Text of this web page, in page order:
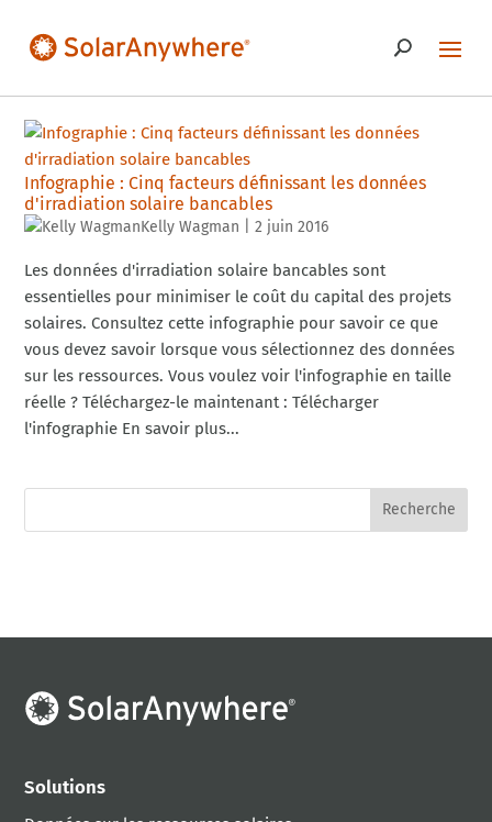
Infographie : Cinq facteurs définissant les données
d'irradiation solaire bancables
Kelly Wagman |2 juin 2016
Les données d'irradiation solaire bancables sont
essentielles pour minimiser le coût du capital des projets
solaires. Consultez cette infographie pour savoir ce que
vous devez savoir lorsque vous sélectionnez des données
sur les ressources. Vous voulez voir l'infographie en taille
réelle ? Téléchargez-le maintenant : Télécharger
l'infographie En savoir plus...
Solutions